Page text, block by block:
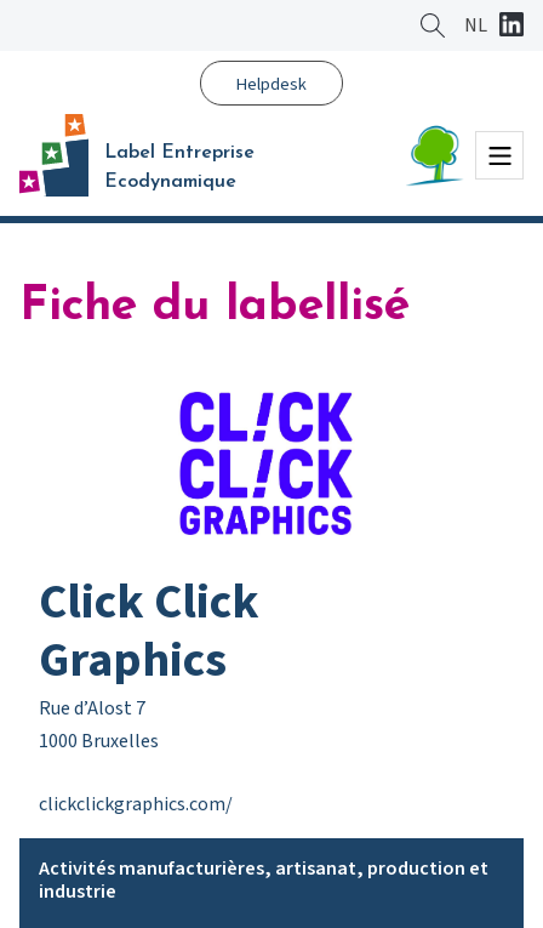
NL
Helpdesk
Label Entreprise
Ecodynamique
Menu
Fiche du labellisé
Click Click
Graphics
Rue d’Alost 7
1000 Bruxelles
clickclickgraphics.com/
Activités manufacturières, artisanat, production et
industrie